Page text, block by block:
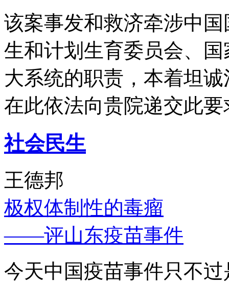
该案事发和救济牵涉中
生和计划生育委员会、
大系统的职责，本着坦
在此依法向贵院递交此要
社会民生
王德邦
极权体制性的毒瘤
——评山东疫苗事件
今天中国疫苗事件只不